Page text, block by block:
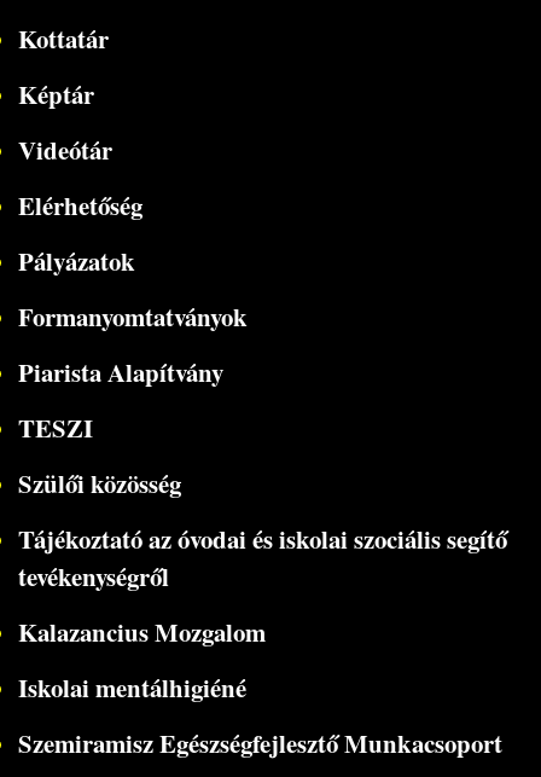
Kottatár
Képtár
Videótár
Elérhetőség
Pályázatok
Formanyomtatványok
Piarista Alapítvány
TESZI
Szülői közösség
Tájékoztató az óvodai és iskolai szociális segítő
tevékenységről
Kalazancius Mozgalom
Iskolai mentálhigiéné
Szemiramisz Egészségfejlesztő Munkacsoport